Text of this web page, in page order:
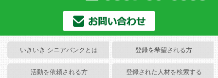
いきいき シニアバンクとは 登録を希望される方
活動を依頼される方 登録された人材を検索する